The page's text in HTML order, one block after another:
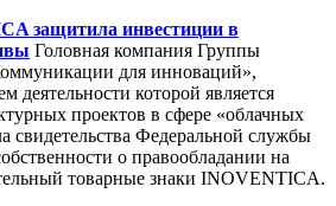
защитила инвестиции в
Головная компания Группы
для инноваций»,
деятельности которой является
проектов в сфере «облачных
свидетельства Федеральной службы
о правообладании на
товарные знаки INOVENTICA.